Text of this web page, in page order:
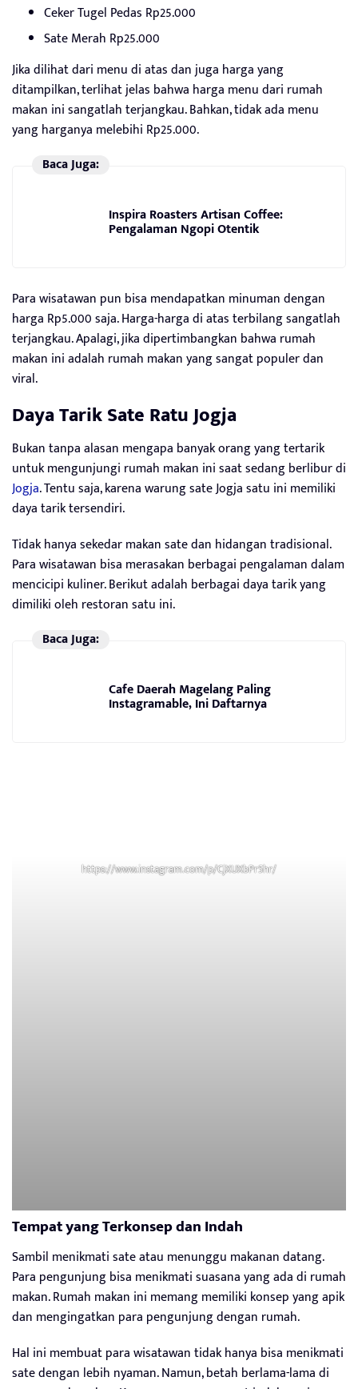
Ceker Tugel Pedas Rp25.000
Sate Merah Rp25.000
Jika dilihat dari menu di atas dan juga harga yang
ditampilkan, terlihat jelas bahwa harga menu dari rumah
makan ini sangatlah terjangkau. Bahkan, tidak ada menu
yang harganya melebihi Rp25.000.
Baca Juga:
Inspira Roasters Artisan Coffee:
Pengalaman Ngopi Otentik
Para wisatawan pun bisa mendapatkan minuman dengan
harga Rp5.000 saja. Harga-harga di atas terbilang sangatlah
terjangkau. Apalagi, jika dipertimbangkan bahwa rumah
makan ini adalah rumah makan yang sangat populer dan
viral.
Daya TarikSate Ratu Jogja
Bukan tanpa alasan mengapa banyak orang yang tertarik
untuk mengunjungi rumah makan ini saat sedang berlibur di
Jogja. Tentu saja, karena warung sate Jogja satu ini memiliki
daya tarik tersendiri.
Tidak hanya sekedar makan sate dan hidangan tradisional.
Para wisatawan bisa merasakan berbagai pengalaman dalam
mencicipi kuliner. Berikut adalah berbagai daya tarik yang
dimiliki oleh restoran satu ini.
Baca Juga:
Cafe Daerah Magelang Paling
Instagramable, Ini Daftarnya
https://www.instagram.com/p/CjXUXbPr5hr/
Tempat yang Terkonsep dan Indah
Sambil menikmati sate atau menunggu makanan datang.
Para pengunjung bisa menikmati suasana yang ada di rumah
makan. Rumah makan ini memang memiliki konsep yang apik
dan mengingatkan para pengunjung dengan rumah.
Hal ini membuat para wisatawan tidak hanya bisa menikmati
sate dengan lebih nyaman. Namun, betah berlama-lama di